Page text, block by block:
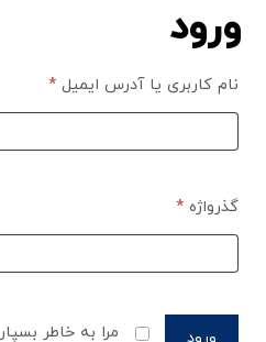
ورود
نام کاربری یا آدرس ایمیل*
گذرواژه*
مرا به خاطر بسپار